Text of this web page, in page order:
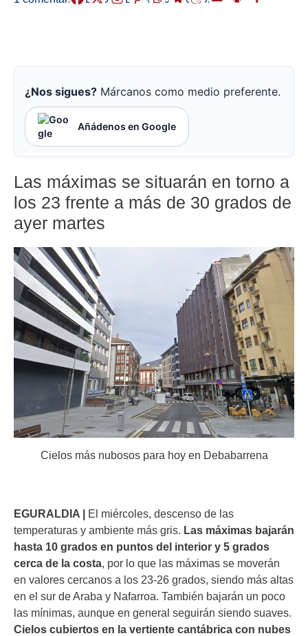
¿Nos sigues? Márcanos como medio preferente.
Añádenos en Google
Las máximas se situarán en torno a
los 23 frente a más de 30 grados de
ayer martes
Cielos más nubosos para hoy en Debabarrena
EGURALDIA | El miércoles, descenso de las
temperaturas y ambiente más gris. Las máximas bajarán
hasta 10 grados en puntos del interior y 5 grados
cerca de la costa, por lo que las máximas se moverán
en valores cercanos a los 23-26 grados, siendo más altas
en el sur de Araba y Nafarroa. También bajarán un poco
las mínimas, aunque en general seguirán siendo suaves.
Cielos cubiertos en la vertiente cantábrica con nubes